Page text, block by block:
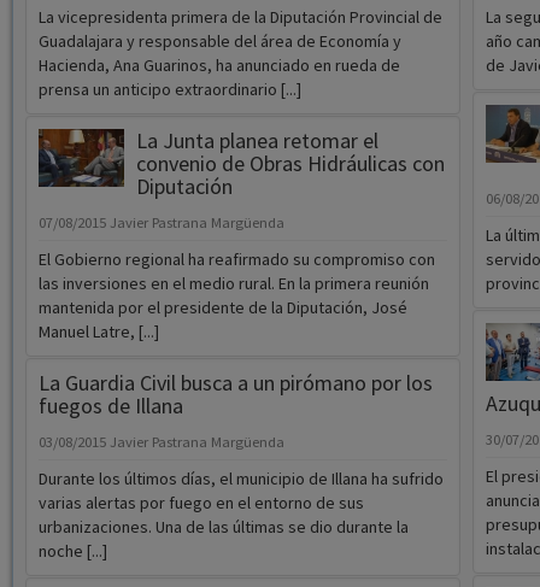
La vicepresidenta primera de la Diputación Provincial de
Guadalajara y responsable del área de Economía y
Hacienda, Ana Guarinos, ha anunciado en rueda de
prensa un anticipo extraordinario [...]
La Junta planea retomar el
convenio de Obras Hidráulicas con
Diputación
07/08/2015 Javier Pastrana Margüenda
El Gobierno regional ha reafirmado su compromiso con
las inversiones en el medio rural. En la primera reunión
mantenida por el presidente de la Diputación, José
Manuel Latre, [...]
La Guardia Civil busca a un pirómano por los
fuegos de Illana
03/08/2015 Javier Pastrana Margüenda
Durante los últimos días, el municipio de Illana ha sufrido
varias alertas por fuego en el entorno de sus
urbanizaciones. Una de las últimas se dio durante la
noche [...]
La
año
de
06/08/
La
30/07/
El